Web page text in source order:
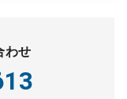
わせ